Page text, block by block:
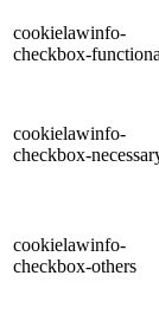
cookielawinfo-
checkbox-
cookielawinfo-
checkbox-
cookielawinfo-
checkbox-others